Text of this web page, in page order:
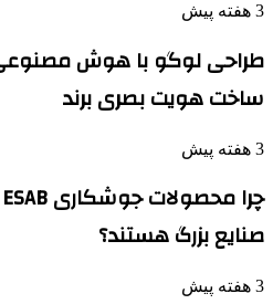
3 هفته پیش
طراحی لوگو با هوش
ساخت هویت بصری برند
3 هفته پیش
صنایع بزرگ هستند؟
3 هفته پیش